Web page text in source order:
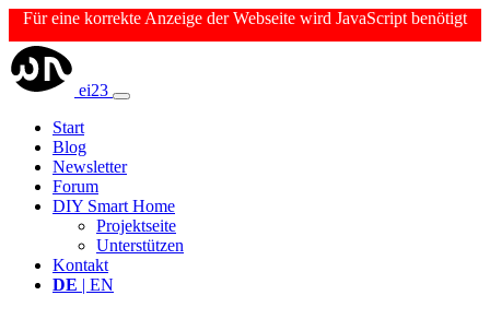
Für eine korrekte Anzeige der Webseite wird JavaScript benötigt
ei23
Start
Blog
Newsletter
Forum
DIY Smart Home
Projektseite
Unterstützen
Kontakt
DE | EN